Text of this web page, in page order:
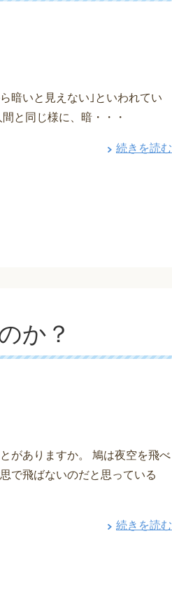
暗いと見えない｣といわれてい
と同じ様に、暗・・・
続きを読む
か？
がありますか。 鳩は夜空を飛べ
で飛ばないのだと思っている
続きを読む